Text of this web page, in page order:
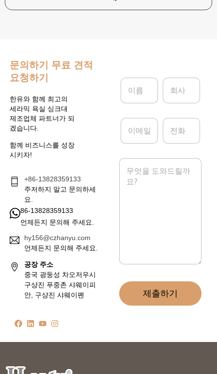
문의하기 무료 견적
요청하기
한유와 함께 최고의
세라믹 욕실 싱크대
제조업체 파트너가 되
겠습니다.
함께 비즈니스를 성장
시키자!
+86-13828359133
주저하지 말고 문의하세
요.
86-13828359133
언제든지 문의해 주세요.
hy156@czhanyu.com
언제든지 문의해 주세요.
공장 주소
중국 광둥성 차오저우시
구샹진 푸중촌 샤웨이피
안, 구샹진 샤웨이폔
이
*
회
이
일
전
메
제출하기